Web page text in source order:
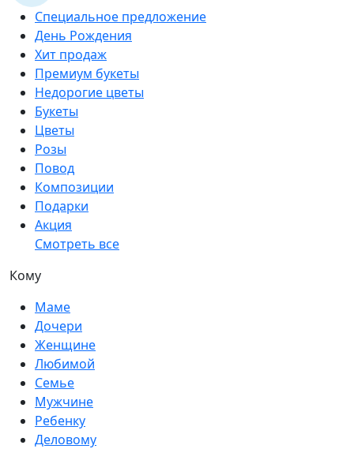
Специальное предложение
День Рождения
Хит продаж
Премиум букеты
Недорогие цветы
Букеты
Цветы
Розы
Повод
Композиции
Подарки
Акция
Смотреть все
Кому
Маме
Дочери
Женщине
Любимой
Семье
Мужчине
Ребенку
Деловому